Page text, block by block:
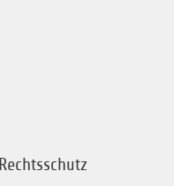
Rechtsschutz